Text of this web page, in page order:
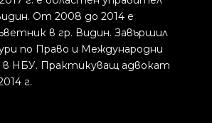
От 2008 до 2014 е
в гр. Видин. Завършил
по Право и Международни
НБУ. Практикуващ адвокат
г.